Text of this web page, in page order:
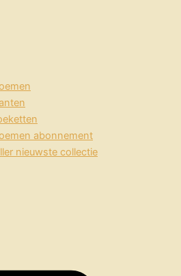
abonnement
nieuwste collectie